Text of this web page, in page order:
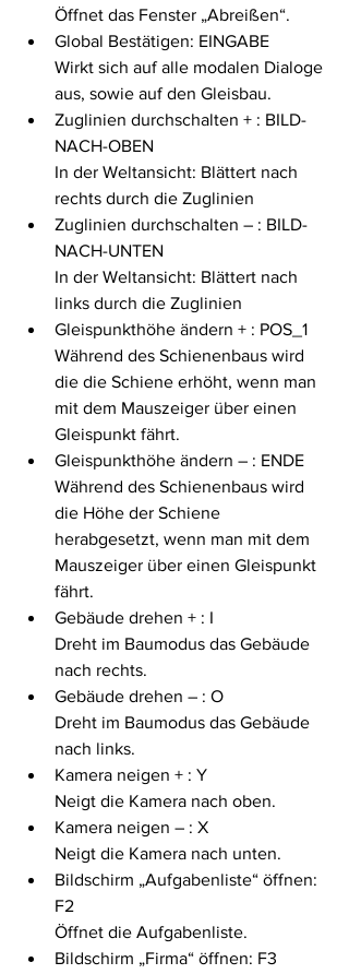
Öffnet das Fenster „Abreißen“.
Global Bestätigen: EINGABE
Wirkt sich auf alle modalen Dialoge
aus, sowie auf den Gleisbau.
Zuglinien durchschalten + : BILD-
NACH-OBEN
In der Weltansicht: Blättert nach
rechts durch die Zuglinien
Zuglinien durchschalten – : BILD-
NACH-UNTEN
In der Weltansicht: Blättert nach
links durch die Zuglinien
Gleispunkthöhe ändern + : POS_1
Während des Schienenbaus wird
die die Schiene erhöht, wenn man
mit dem Mauszeiger über einen
Gleispunkt fährt.
Gleispunkthöhe ändern – : ENDE
Während des Schienenbaus wird
die Höhe der Schiene
herabgesetzt, wenn man mit dem
Mauszeiger über einen Gleispunkt
fährt.
Gebäude drehen + : I
Dreht im Baumodus das Gebäude
nach rechts.
Gebäude drehen – : O
Dreht im Baumodus das Gebäude
nach links.
Kamera neigen + : Y
Neigt die Kamera nach oben.
Kamera neigen – : X
Neigt die Kamera nach unten.
Bildschirm „Aufgabenliste“ öffnen:
F2
Öffnet die Aufgabenliste.
Bildschirm „Firma“ öffnen: F3